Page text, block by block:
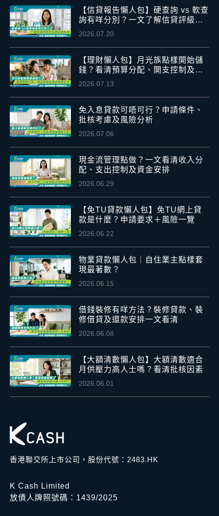
【信貸報告懶人包】硬查詢 vs 軟查
詢有咩分別？一文了解信貸評級及
信貸紀錄影響
2026.07.20
【理財懶人包】月光族點樣開始儲
錢？看清預算分配、開支控制及應
急資金安排
2026.07.13
免入息貸款可唔可行？申請條件、
批核考慮及風險分析
2026.07.06
現金流管理點做？一文看清收入分
配、支出控制及資金安排
2026.06.29
【免TU貸款懶人包】免TU網上貸
款是什麼？申請要求＋風險一覽
2026.06.22
物業貸款懶人包｜自住業主點樣套
現最著數？
2026.06.15
借錢裝修有咩方法？裝修貸款、裝
修借貸及還款安排一文看清
2026.06.08
【大額清數懶人包】大額清數適合
月供壓力高人士嗎？看清批核因素
2026.06.01
香港聯交所上市公司，股份代號：2483.HK
K Cash Limited
放債人牌照號碼：1439/2025